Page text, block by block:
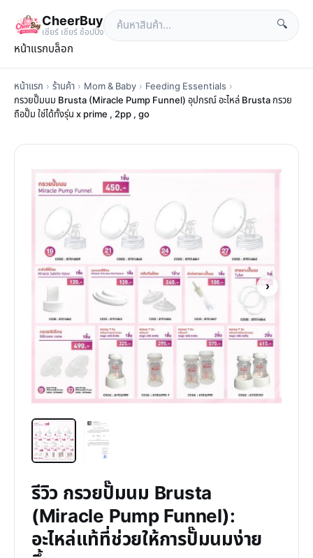
CheerBuy
เซียร์ เซียร์ ช้อปปิ้ง
🔍
หน้าแรกบล็อก
หน้าแรก › ร้านค้า › Mom & Baby › Feeding Essentials ›
กรวยปั๊มนม Brusta (Miracle Pump Funnel) อุปกรณ์ อะไหล่ Brusta กรวย
ถือปั๊ม ใช่ได้ทั้งรุ่น x prime , 2pp , go
›
รีวิว กรวยปั๊มนม Brusta
(Miracle Pump Funnel):
อะไหล่แท้ที่ช่วยให้การปั๊มนมง่าย